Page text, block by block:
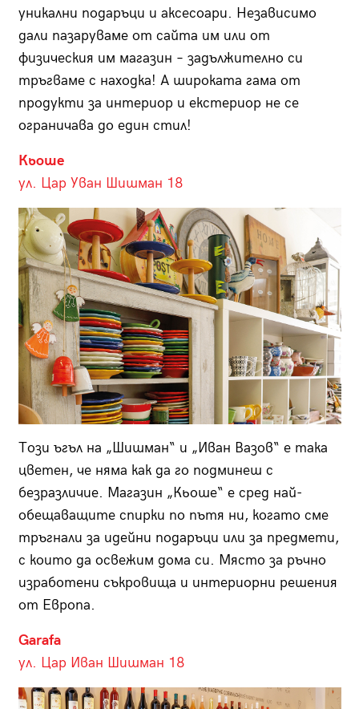
уникални подаръци и аксесоари. Независимо
дали пазаруваме от сайта им или от
физическия им магазин – задължително си
тръгваме с находка! А широката гама от
продукти за интериор и екстериор не се
ограничава до един стил!
Кьоше
ул. Цар Уван Шишман 18
Този ъгъл на „Шишман“ и „Иван Вазов“ е така
цветен, че няма как да го подминеш с
безразличие. Магазин „Кьоше“ е сред най-
обещаващите спирки по пътя ни, когато сме
тръгнали за идейни подаръци или за предмети,
с които да освежим дома си. Място за ръчно
изработени съкровища и интериорни решения
от Европа.
Garafa
ул. Цар Иван Шишман 18